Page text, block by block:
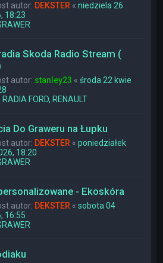
autor: DEKSTER «niedziela 26
18:23
Skoda Radio Stream (
autor: stanley23 «środa 22 kwie
RADIA FORD, RENAULT
Do Graweru na Łupku
autor: DEKSTER «poniedziałek
18:20
- Ekoskóra
autor: DEKSTER «sobota 04
16:55